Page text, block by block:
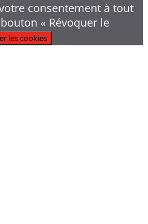
consentement à tout
« Révoquer le
les cookies